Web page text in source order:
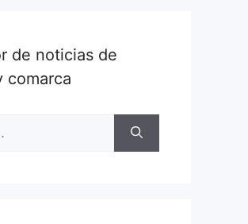
de noticias de
comarca